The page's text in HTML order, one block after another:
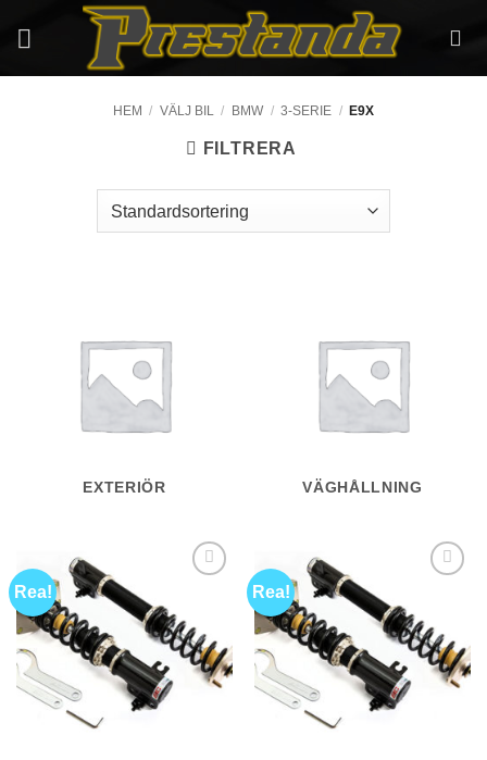
HEM / VÄLJ BIL / BMW / 3-SERIE / E9X
FILTRERA
EXTERIÖR VÄGHÅLLNING
Rea! Rea!